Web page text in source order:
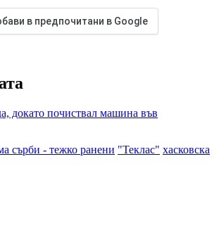
в предпочитани в Google
докато почиствал машина във
сърби - тежко ранени "Теклас" хасковска